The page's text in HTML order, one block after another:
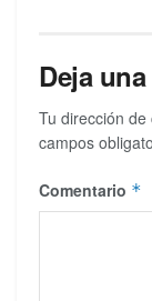
Deja
Tu dirección
campos
Comentario *